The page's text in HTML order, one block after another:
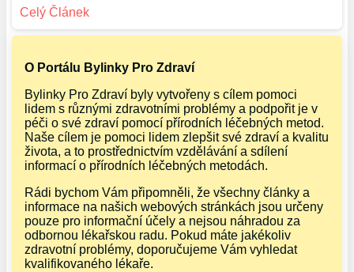
O Portálu Bylinky Pro Zdraví
Bylinky Pro Zdraví byly vytvořeny s cílem pomoci
lidem s různými zdravotními problémy a podpořit je v
péči o své zdraví pomocí přírodních léčebných metod.
Naše cílem je pomoci lidem zlepšit své zdraví a kvalitu
života, a to prostřednictvím vzdělávání a sdílení
informací o přírodních léčebných metodách.
Rádi bychom Vám připomněli, že všechny články a
informace na našich webových stránkách jsou určeny
pouze pro informační účely a nejsou náhradou za
odbornou lékařskou radu. Pokud máte jakékoliv
zdravotní problémy, doporučujeme Vám vyhledat
kvalifikovaného lékaře.